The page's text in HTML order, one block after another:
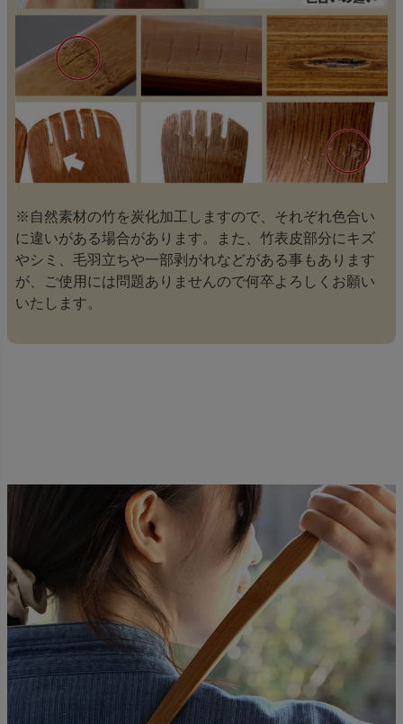
※自然素材の竹を炭化加工しますので、それぞれ色合い
に違いがある場合があります。また、竹表皮部分にキズ
やシミ、毛羽立ちや一部剥がれなどがある事もあります
が、ご使用には問題ありませんので何卒よろしくお願い
いたします。